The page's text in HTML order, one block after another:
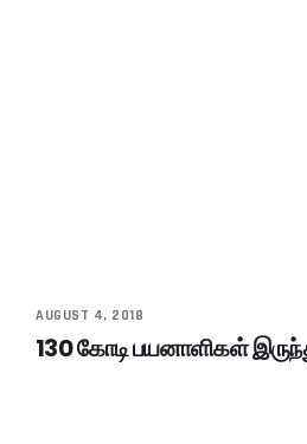
AUGUST 4, 2018
130 கோடி பயனாளிகள்